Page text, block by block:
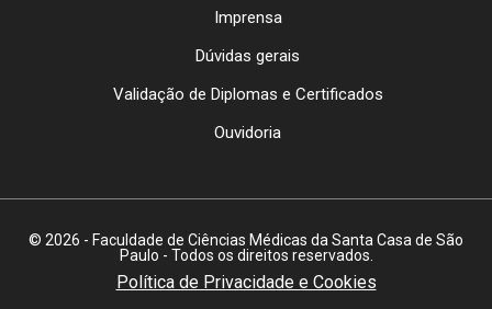
Imprensa
Dúvidas gerais
Validação de Diplomas e Certificados
Ouvidoria
© 2026 - Faculdade de Ciências Médicas da Santa Casa de São
Paulo - Todos os direitos reservados.
Política de Privacidade e Cookies